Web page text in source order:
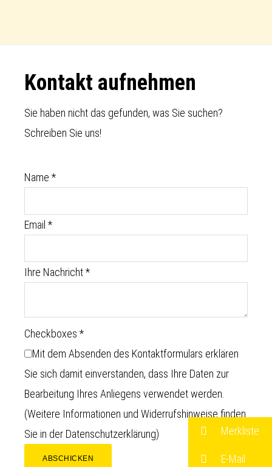
Footer
Kontakt aufnehmen
Sie haben nicht das gefunden, was Sie suchen?
Schreiben Sie uns!
Name *
Email *
Ihre Nachricht*
Checkboxes *
Mit dem Absenden des Kontaktformulars erklären
Sie sich damit einverstanden, dass Ihre Daten zur
Bearbeitung Ihres Anliegens verwendet werden.
(Weitere Informationen und Widerrufshinweise finden
Sie in der Datenschutzerklärung)
ABSCHICKEN
Merkliste
E-Mail